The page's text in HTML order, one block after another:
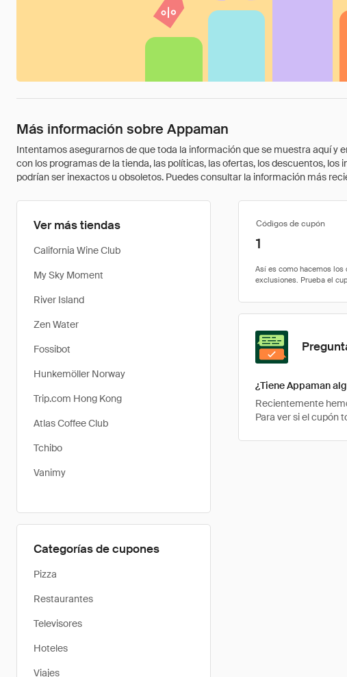
Más información sobre Appaman
Intentamos asegurarnos de que toda la información que se muestra aquí y
con los programas de la tienda, las políticas, las ofertas, los descuentos,
podrían ser inexactos u obsoletos. Puedes consultar la información más
Ver más tiendas
California Wine Club
My Sky Moment
River Island
Zen Water
Fossibot
Hunkemöller Norway
Trip.com Hong Kong
Atlas Coffee Club
Tchibo
Vanimy
Categorías de cupones
Pizza
Restaurantes
Televisores
Hoteles
Viajes
Códigos de cupón
1
¿Tiene Appaman
Recientemente
Para ver si el cupón